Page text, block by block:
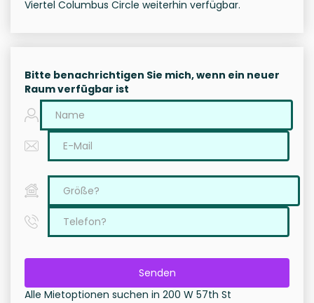
Viertel Columbus Circle weiterhin verfügbar.
Bitte benachrichtigen Sie mich, wenn ein neuer
Raum verfügbar ist
Senden
Alle Mietoptionen suchen in 200 W 57th St